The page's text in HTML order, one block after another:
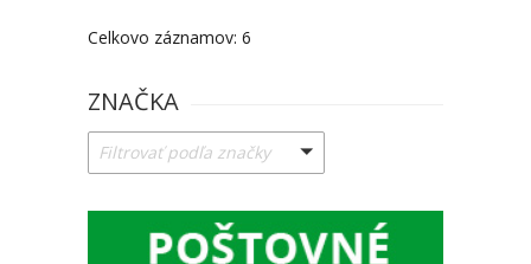
Celkovo záznamov: 6
ZNAČKA
Filtrovať podľa značky